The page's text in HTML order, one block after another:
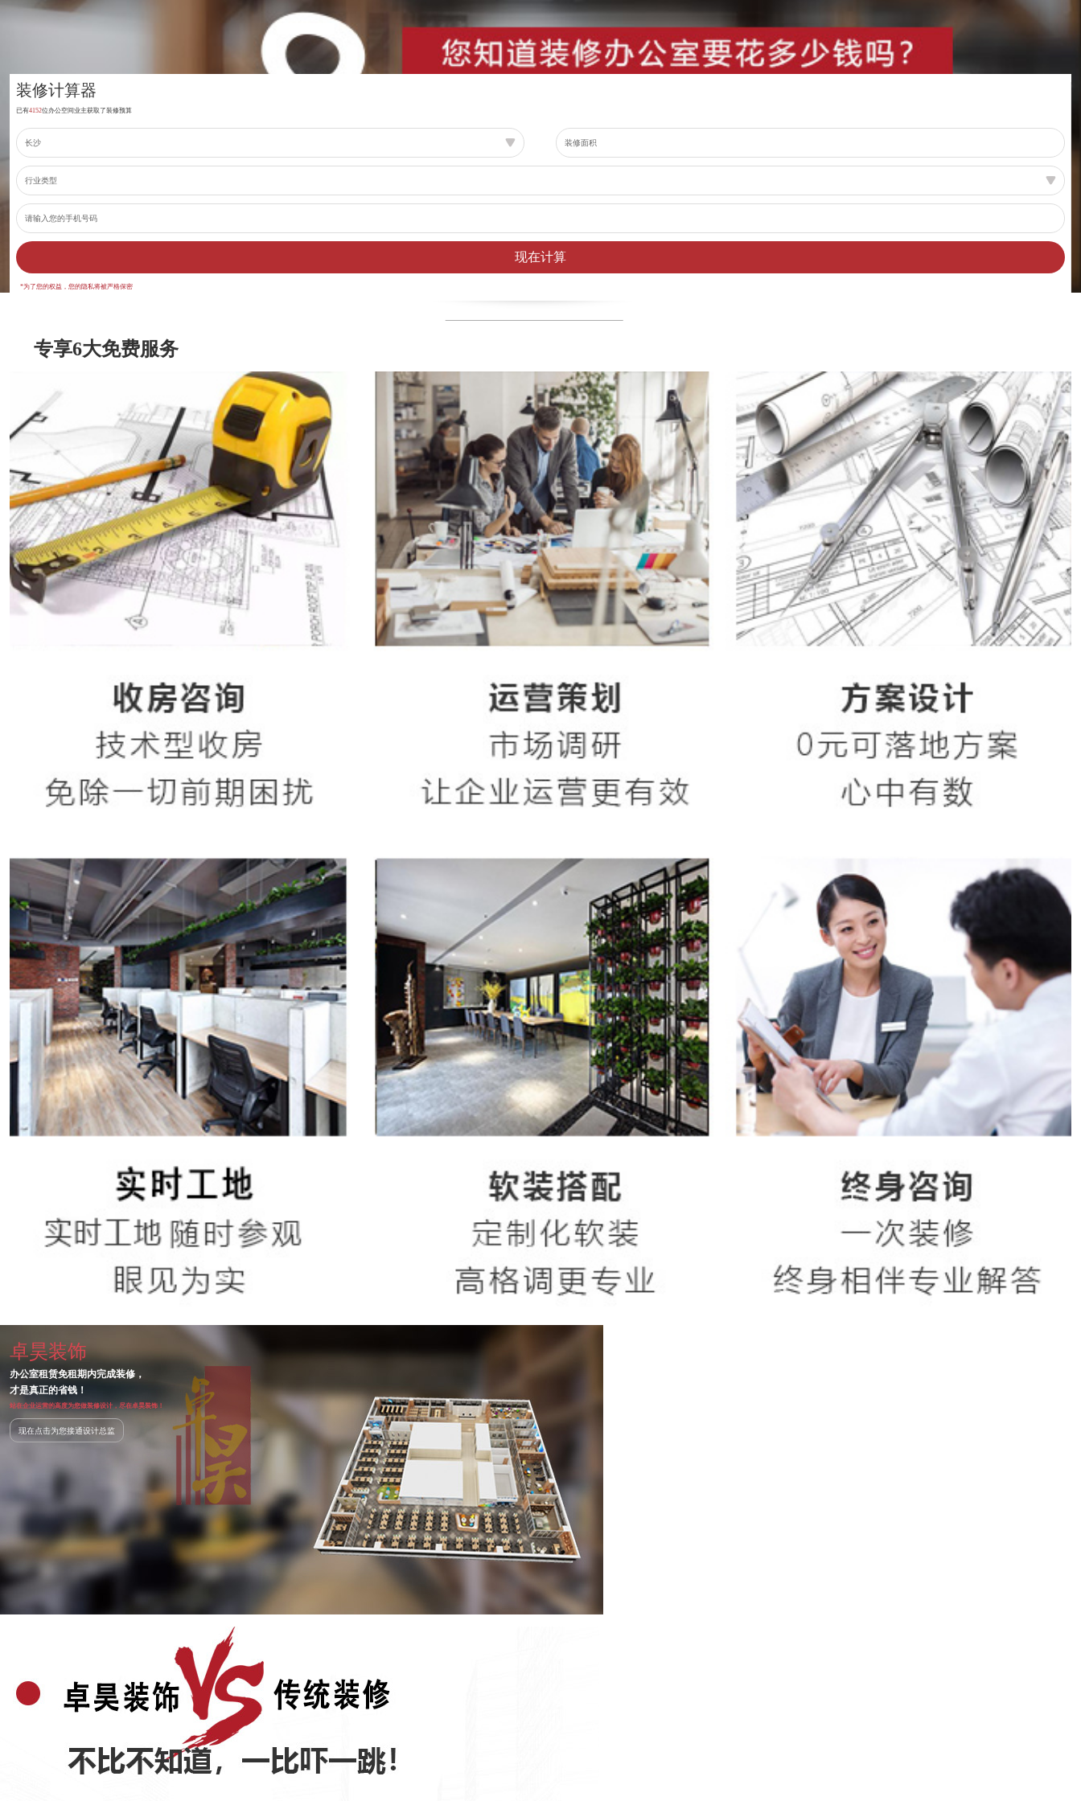
装修计算器
已有4152位办公空间业主获取了装修预算
*为了您的权益，您的隐私将被严格保密
专享6大免费服务
卓昊装饰
办公室租赁免租期内完成装修，
才是真正的省钱！
站在企业运营的高度为您做装修设计，尽在卓昊装饰！
现在点击为您接通设计总监